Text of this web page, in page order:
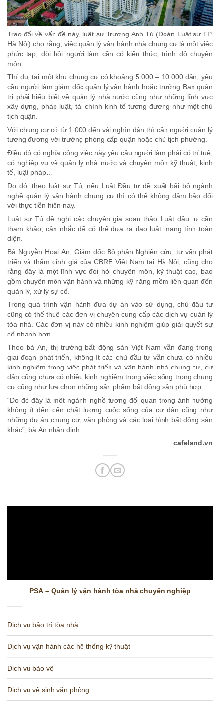
Trao đổi về vấn đề này, luật sư Trương Anh Tú (Đoàn Luật sư TP.
Hà Nội) cho rằng, việc quản lý vận hành nhà chung cư là một việc
phức tạp, đòi hỏi người làm cần có kiến thức, trình độ chuyên
môn.
Thí dụ, tại một khu chung cư có khoảng 5.000 – 10.000 dân, yêu
cầu người làm giám đốc quản lý vận hành hoặc trưởng Ban quản
trị phải hiểu biết về quản lý nhà nước cũng như những lĩnh vực
xây dựng, pháp luật, tài chính kinh tế tương đương như một chủ
tịch quận.
Với chung cư có từ 1.000 đến vài nghìn dân thì cần người quản lý
tương đương với trưởng phòng cấp quận hoặc chủ tịch phường.
Điều đó có nghĩa công việc này yêu cầu người làm phải có trí tuệ,
có nghiệp vụ về quản lý nhà nước và chuyên môn kỹ thuật, kinh
tế, luật pháp…
Do đó, theo luật sư Tú, nếu Luật Đầu tư đề xuất bãi bỏ ngành
nghề quản lý vận hành chung cư thì có thể không đảm bảo đối
với thực tiễn hiện nay.
Luật sư Tú đề nghị các chuyên gia soạn thảo Luật đầu tư cần
tham khảo, cân nhắc để có thể đưa ra đạo luật mang tính toàn
diện.
Bà Nguyễn Hoài An, Giám đốc Bộ phận Nghiên cứu, tư vấn phát
triển và thẩm định giá của CBRE Việt Nam tại Hà Nội, cũng cho
rằng đây là một lĩnh vực đòi hỏi chuyên môn, kỹ thuật cao, bao
gồm chuyên môn vận hành và những kỹ năng mềm liên quan đến
quản lý, xử lý sự cố.
Trong quá trình vận hành đưa dự án vào sử dụng, chủ đầu tư
cũng có thể thuê các đơn vị chuyên cung cấp các dịch vụ quản lý
tòa nhà. Các đơn vị này có nhiều kinh nghiệm giúp giải quyết sự
cố nhanh hơn.
Theo bà An, thị trường bất động sản Việt Nam vẫn đang trong
giai đoạn phát triển, không ít các chủ đầu tư vẫn chưa có nhiều
kinh nghiệm trong việc phát triển và vận hành nhà chung cư, cư
dân cũng chưa có nhiều kinh nghiệm trong việc sống trong chung
cư cũng như lựa chọn những sản phẩm bất động sản phù hợp.
“Do đó đây là một ngành nghề tương đối quan trọng ảnh hưởng
không ít đến đến chất lượng cuộc sống của cư dân cũng như
những dự án chung cư, văn phòng và các loại hình bất động sản
khác”, bà An nhận định.
cafeland.vn
PSA – Quản lý vận hành tòa nhà chuyên nghiệp
Dịch vụ bảo trì tòa nhà
Dịch vụ vận hành các hệ thống kỹ thuật
Dịch vụ bảo vệ
Dịch vụ vệ sinh văn phòng